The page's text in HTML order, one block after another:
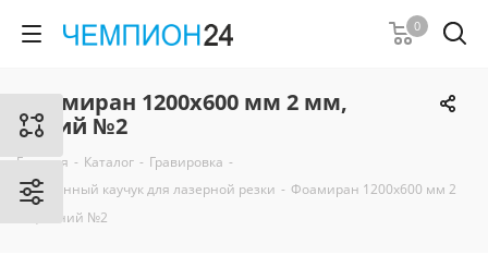
0
Фоамиран 1200х600 мм 2 мм,
синий №2
Главная - Каталог - Гравировка -
Вспененный каучук для лазерной резки - Фоамиран 1200х600 мм 2
мм, синий №2